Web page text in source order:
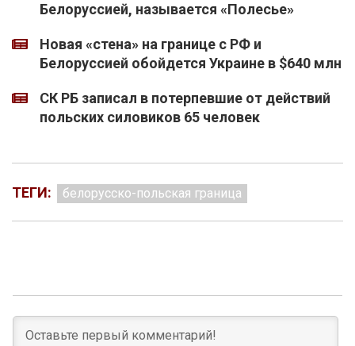
Белоруссией, называется «Полесье»
Новая «стена» на границе с РФ и
Белоруссией обойдется Украине в $640 млн
СК РБ записал в потерпевшие от действий
польских силовиков 65 человек
ТЕГИ: белорусско-польская граница